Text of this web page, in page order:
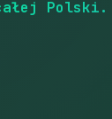
Polski.